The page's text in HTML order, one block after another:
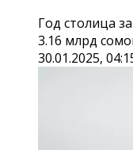
Год столица
3.16 млрд
30.01.2025,